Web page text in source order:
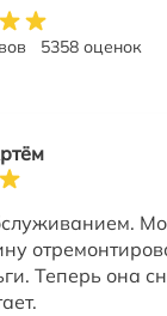
5358 оценок
Теперь она